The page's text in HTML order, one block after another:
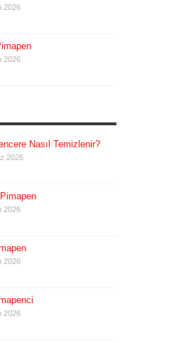
2026
2026
Nasıl Temizlenir?
2026
2026
2026
2026